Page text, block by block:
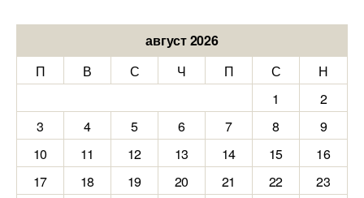
август 2026
П
В С Ч П С
Н
1
2
3
4 5 6 7 8
9
10
11 12 13 14 15
16
17
18 19 20 21 22
23